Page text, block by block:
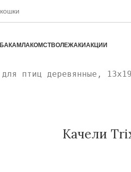
ЛАКОМСТВОЛЕЖАКИАКЦИИ
птиц деревянные,
Качели